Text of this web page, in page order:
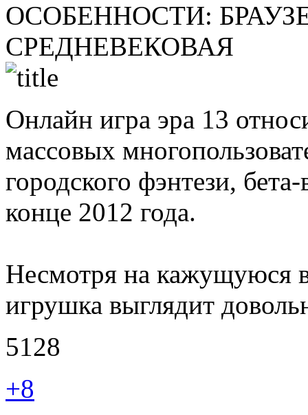
ОСОБЕННОСТИ:
СРЕДНЕВЕКОВАЯ
Онлайн игра эра 13
массовых
городского фэнтези,
конце 2012 года.
Несмотря на кажущуюся
игрушка выглядит
5128
+8